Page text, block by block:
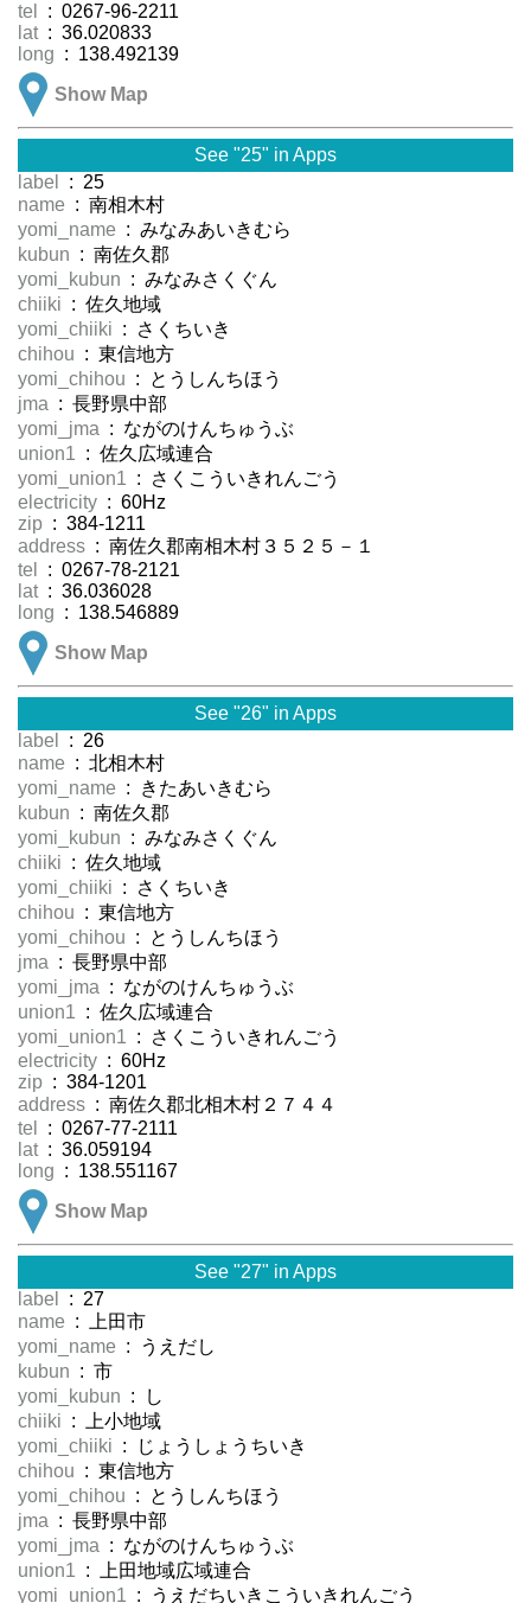
tel
: 0267-96-2211
lat : 36.020833
long : 138.492139
Show Map
See "25" in Apps
label
: 25
name : 南相木村
yomi_name : みなみあいきむら
kubun : 南佐久郡
yomi_kubun : みなみさくぐん
chiiki : 佐久地域
yomi_chiiki : さくちいき
chihou : 東信地方
yomi_chihou : とうしんちほう
jma : 長野県中部
yomi_jma : ながのけんちゅうぶ
union1 : 佐久広域連合
yomi_union1 : さくこういきれんごう
electricity : 60Hz
zip : 384-1211
address : 南佐久郡南相木村３５２５－１
tel
: 0267-78-2121
lat : 36.036028
long : 138.546889
Show Map
See "26" in Apps
label
: 26
name : 北相木村
yomi_name : きたあいきむら
kubun : 南佐久郡
yomi_kubun : みなみさくぐん
chiiki : 佐久地域
yomi_chiiki : さくちいき
chihou : 東信地方
yomi_chihou : とうしんちほう
jma : 長野県中部
yomi_jma : ながのけんちゅうぶ
union1 : 佐久広域連合
yomi_union1 : さくこういきれんごう
electricity : 60Hz
zip : 384-1201
address : 南佐久郡北相木村２７４４
tel
: 0267-77-2111
lat : 36.059194
long : 138.551167
Show Map
See "27" in Apps
label
: 27
name : 上田市
yomi_name : うえだし
kubun : 市
yomi_kubun : し
chiiki : 上小地域
yomi_chiiki : じょうしょうちいき
chihou : 東信地方
yomi_chihou : とうしんちほう
jma : 長野県中部
yomi_jma : ながのけんちゅうぶ
union1 : 上田地域広域連合
yomi_union1 : うえだちいきこういきれんごう